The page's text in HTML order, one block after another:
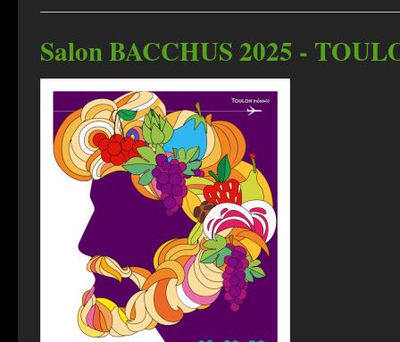
Salon BACCHUS 2025 -